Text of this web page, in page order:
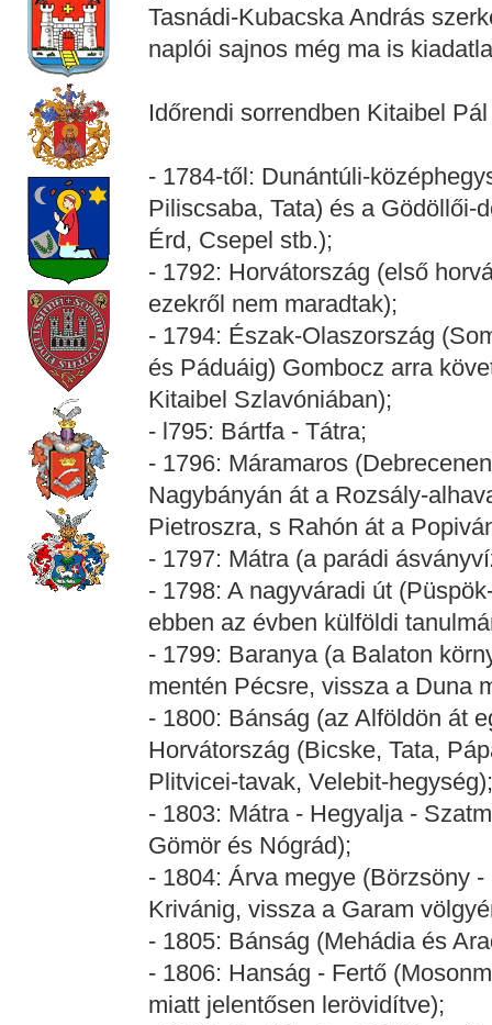
Tasnádi-Kubacska András
naplói sajnos még ma is
Időrendi sorrendben Kitaibel
- 1784-től: Dunántúli-
Piliscsaba, Tata) és a Gödöllői-
Érd, Csepel stb.);
- 1792: Horvátország (első
ezekről nem maradtak);
- 1794: Észak-Olaszország
és Páduáig) Gombocz arra
Kitaibel Szlavóniában);
- l795: Bártfa - Tátra;
- 1796: Máramaros
Nagybányán át a Rozsály-
Pietroszra, s Rahón át a
- 1797: Mátra (a parádi
- 1798: A nagyváradi út
ebben az évben külföldi
- 1799: Baranya (a Balaton
mentén Pécsre, vissza a Duna
- 1800: Bánság (az Alföldön át
Horvátország (Bicske, Tata,
Plitvicei-tavak, Velebit-hegység);
- 1803: Mátra - Hegyalja -
Gömör és Nógrád);
- 1804: Árva megye (Börzsöny
Krivánig, vissza a Garam
- 1805: Bánság (Mehádia és
- 1806: Hanság - Fertő
miatt jelentősen lerövidítve);